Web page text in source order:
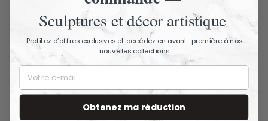
Nous contacter
Vous aimerez aussi
Sculptures et décor artistique
Profitez d’offres exclusives et accédez en avant-première à nos
nouvelles collections
Obtenez ma réduction